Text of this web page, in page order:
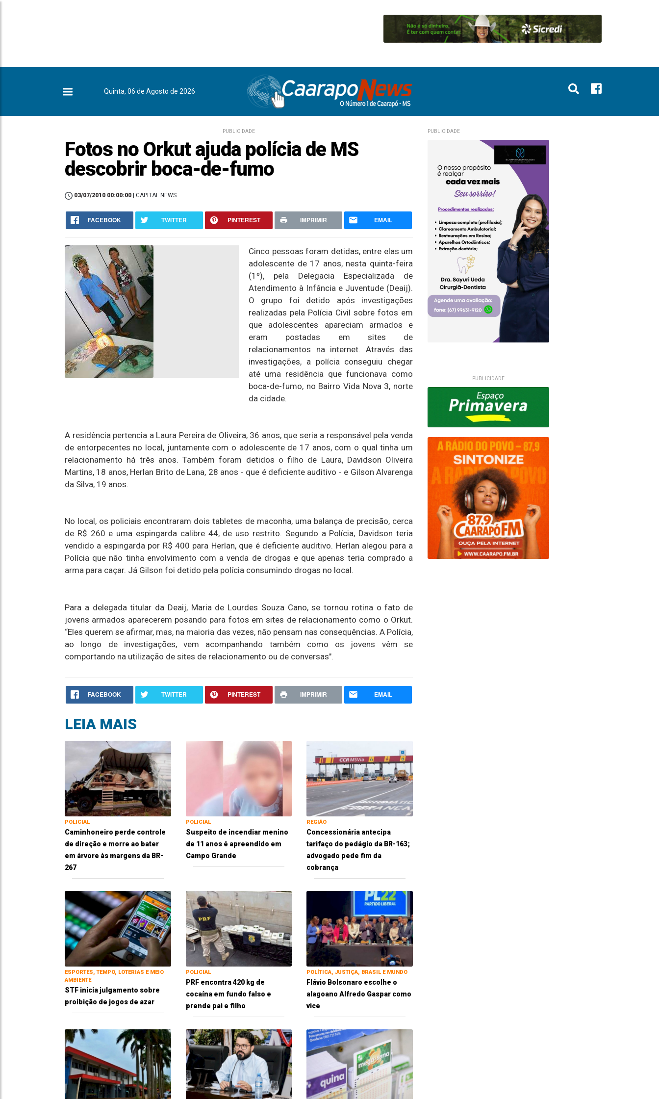
Quinta, 06 de Agosto de 2026
PUBLICIDADE
Fotos no Orkut ajuda polícia de MS
descobrir boca-de-fumo
03/07/2010 00:00:00 | CAPITAL NEWS
FACEBOOK TWITTER PINTEREST IMPRIMIR EMAIL
Cinco pessoas foram detidas, entre elas um
adolescente de 17 anos, nesta quinta-feira
(1º), pela Delegacia Especializada de
Atendimento à Infância e Juventude (Deaij).
O grupo foi detido após investigações
realizadas pela Polícia Civil sobre fotos em
que adolescentes apareciam armados e
eram postadas em sites de
relacionamentos na internet. Através das
investigações, a polícia conseguiu chegar
até uma residência que funcionava como
boca-de-fumo, no Bairro Vida Nova 3, norte
da cidade.
A residência pertencia a Laura Pereira de Oliveira, 36 anos, que seria a responsável pela venda
de entorpecentes no local, juntamente com o adolescente de 17 anos, com o qual tinha um
relacionamento há três anos. Também foram detidos o filho de Laura, Davidson Oliveira
Martins, 18 anos, Herlan Brito de Lana, 28 anos - que é deficiente auditivo - e Gilson Alvarenga
da Silva, 19 anos.
No local, os policiais encontraram dois tabletes de maconha, uma balança de precisão, cerca
de R$ 260 e uma espingarda calibre 44, de uso restrito. Segundo a Polícia, Davidson teria
vendido a espingarda por R$ 400 para Herlan, que é deficiente auditivo. Herlan alegou para a
Polícia que não tinha envolvimento com a venda de drogas e que apenas teria comprado a
arma para caçar. Já Gilson foi detido pela polícia consumindo drogas no local.
Para a delegada titular da Deaij, Maria de Lourdes Souza Cano, se tornou rotina o fato de
jovens armados aparecerem posando para fotos em sites de relacionamento como o Orkut.
“Eles querem se afirmar, mas, na maioria das vezes, não pensam nas consequências. A Polícia,
ao longo de investigações, vem acompanhando também como os jovens vêm se
comportando na utilização de sites de relacionamento ou de conversas".
FACEBOOK TWITTER PINTEREST IMPRIMIR EMAIL
LEIA MAIS
POLICIAL
Caminhoneiro perde controle
de direção e morre ao bater
em árvore às margens da BR-
267
POLICIAL
Suspeito de incendiar menino
de 11 anos é apreendido em
Campo Grande
REGIÃO
Concessionária antecipa
tarifaço do pedágio da BR-163;
advogado pede fim da
cobrança
ESPORTES, TEMPO, LOTERIAS E MEIO
AMBIENTE
STF inicia julgamento sobre
proibição de jogos de azar
POLICIAL
PRF encontra 420 kg de
cocaína em fundo falso e
prende pai e filho
POLÍTICA, JUSTIÇA, BRASIL E MUNDO
Flávio Bolsonaro escolhe o
alagoano Alfredo Gaspar como
vice
PUBLICIDADE
PUBLICIDADE